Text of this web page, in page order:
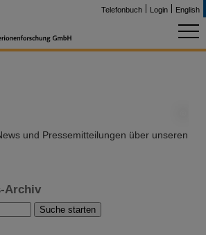
Telefonbuch Login English
und Pressemitteilungen über unseren
Archiv